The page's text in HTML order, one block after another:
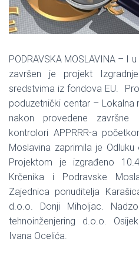
PODRAVSKA MOSLAVINA – I
završen je projekt
sredstvima iz fondova EU.
poduzetnički centar – Lokalna
nakon provedene
kontrolori APPRRR-a
Moslavina zaprimila je
Projektom je izgrađeno
Krčenika i Podravske
Zajednica ponuditelja
d.o.o. Donji Miholjac.
tehnoinženjering d.o.o.
Ivana Ocelića.